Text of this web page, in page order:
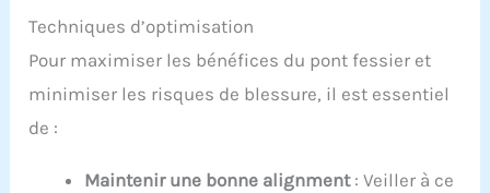
Techniques d’optimisation
Pour maximiser les bénéfices du pont fessier et
minimiser les risques de blessure, il est essentiel
de :
Maintenir une bonne alignment: Veiller à ce